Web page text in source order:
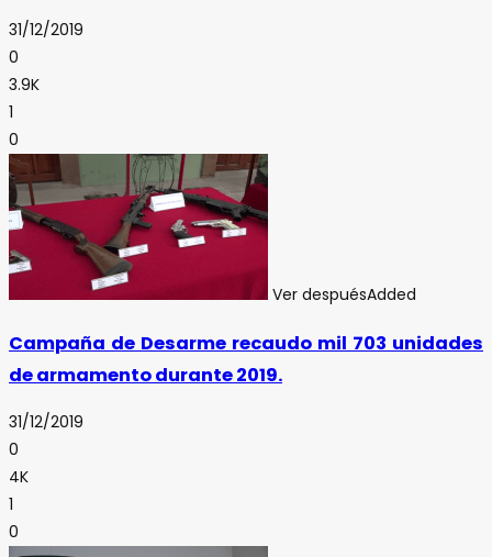
31/12/2019
0
3.9K
1
0
Ver despuésAdded
Campaña de Desarme recaudo mil 703 unidades
de armamento durante 2019.
31/12/2019
0
4K
1
0